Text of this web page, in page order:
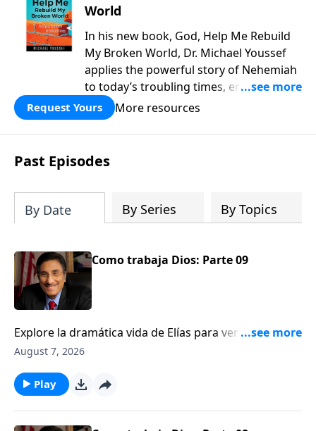
World
In his new book, God, Help Me Rebuild
My Broken World, Dr. Michael Youssef
applies the powerful story of Nehemiah
to today’s troubling times, encouraging
believers to rise up and rebuild the
broken walls around our families,
communities, and nation. Learn how
prayer, courage, and godly leadership
can fortify broken walls of faith in this
Request Yours More resources
Past Episodes
By Date By Series By Topics
Como trabaja Dios: Parte 09
Explore la dramática vida de Elías para ver una
ilustración de cómo Dios trabaja detrás del velo.
August 7, 2026
Play